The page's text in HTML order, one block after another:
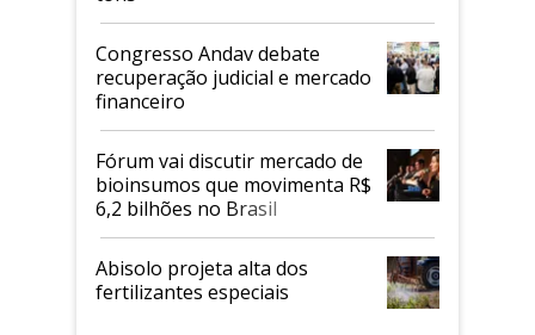
Congresso Andav debate
recuperação judicial e mercado
financeiro
Fórum vai discutir mercado de
bioinsumos que movimenta R$
6,2 bilhões no Brasil
Abisolo projeta alta dos
fertilizantes especiais